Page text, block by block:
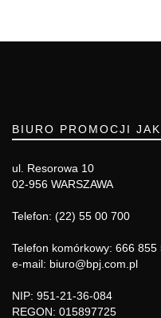
BIURO PROMOCJI
ul. Resorowa 10
02-956 WARSZAWA
Telefon: (22) 55 00 700
Telefon komórkowy: 666 855
e-mail: biuro@bpj.com.pl
NIP: 951-21-36-084
REGON: 015897725